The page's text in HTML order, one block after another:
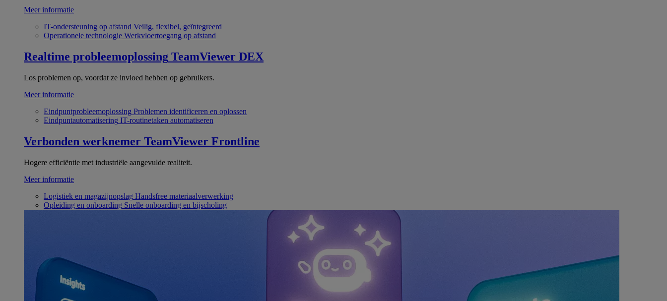
Meer informatie
IT-ondersteuning op afstand Veilig, flexibel, geïntegreerd
Operationele technologie Werkvloertoegang op afstand
Realtime probleemoplossing TeamViewer DEX
Los problemen op, voordat ze invloed hebben op gebruikers.
Meer informatie
Eindpuntprobleemoplossing Problemen identificeren en oplossen
Eindpuntautomatisering IT-routinetaken automatiseren
Verbonden werknemer TeamViewer Frontline
Hogere efficiëntie met industriële aangevulde realiteit.
Meer informatie
Logistiek en magazijnopslag Handsfree materiaalverwerking
Opleiding en onboarding Snelle onboarding en bijscholing